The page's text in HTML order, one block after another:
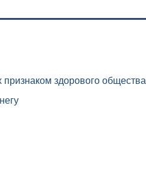
здорового общества